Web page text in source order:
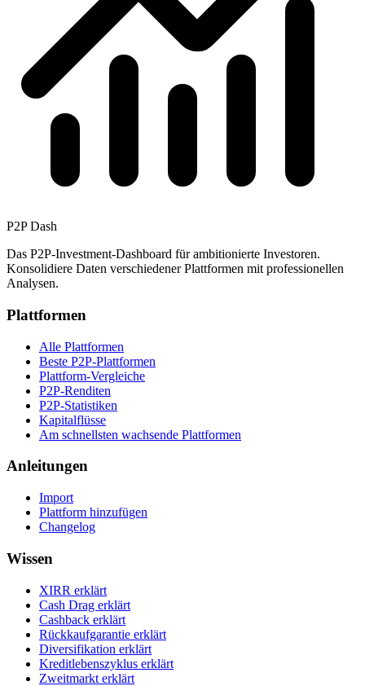
P2P Dash
Das P2P-Investment-Dashboard für ambitionierte Investoren.
Konsolidiere Daten verschiedener Plattformen mit professionellen
Analysen.
Plattformen
Alle Plattformen
Beste P2P-Plattformen
Plattform-Vergleiche
P2P-Renditen
P2P-Statistiken
Kapitalflüsse
Am schnellsten wachsende Plattformen
Anleitungen
Import
Plattform hinzufügen
Changelog
Wissen
XIRR erklärt
Cash Drag erklärt
Cashback erklärt
Rückkaufgarantie erklärt
Diversifikation erklärt
Kreditlebenszyklus erklärt
Zweitmarkt erklärt